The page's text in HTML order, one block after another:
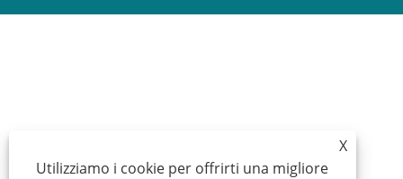
X
Utilizziamo i cookie per offrirti una migliore